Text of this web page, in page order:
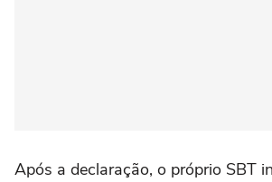
Após a declaração, o próprio SBT